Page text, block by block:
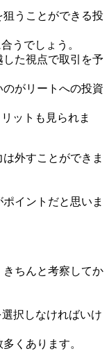
うことができる投
うでしょう。
た視点で取引を予
がリートへの投資
ットも見られま
外すことができま
イントだと思いま
ちんと考察してか
択しなければいけ
くあります。